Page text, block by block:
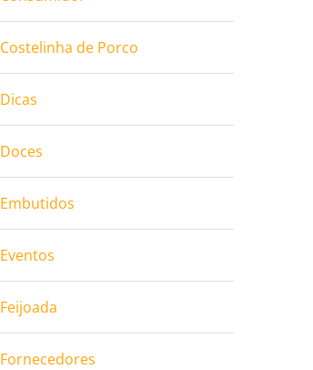
Costelinha de Porco
Dicas
Doces
Embutidos
Eventos
Feijoada
Fornecedores